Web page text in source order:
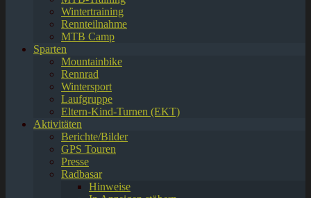
Wintertraining
Rennteilnahme
MTB Camp
Sparten
Mountainbike
Rennrad
Wintersport
Laufgruppe
Eltern-Kind-Turnen (EKT)
Aktivitäten
Berichte/Bilder
GPS Touren
Presse
Radbasar
Hinweise